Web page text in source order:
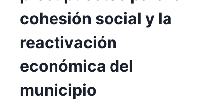
cohesión social y la
reactivación
económica del
municipio